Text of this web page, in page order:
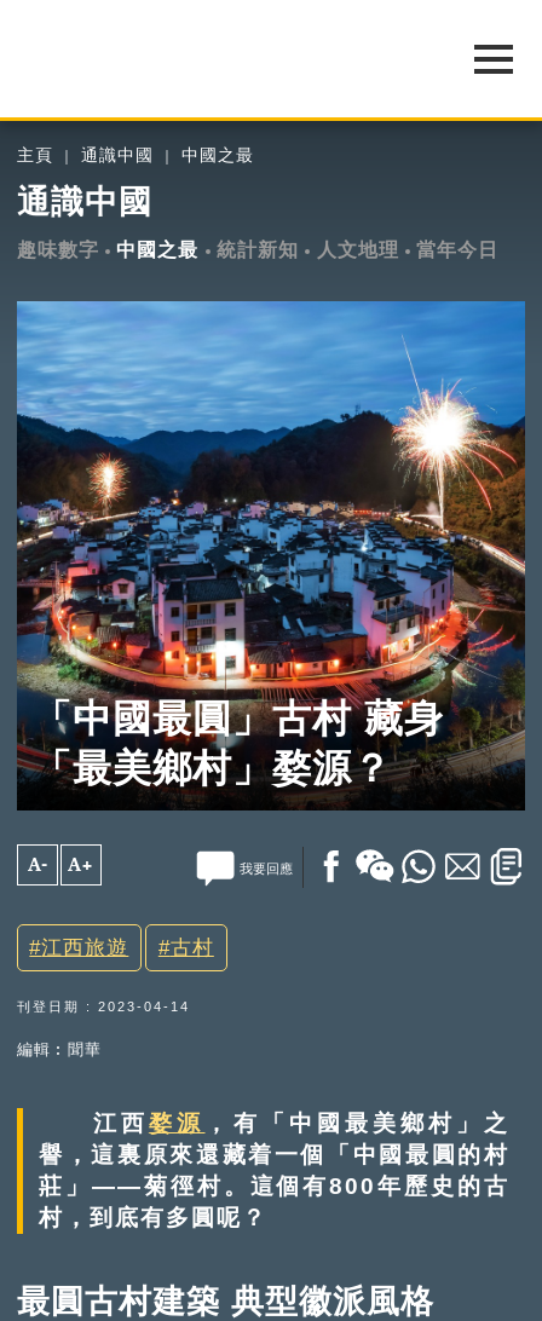
主頁 通識中國 中國之最
通識中國
趣味數字 中國之最 統計新知 人文地理 當年今日
「中國最圓」古村 藏身
「最美鄉村」婺源？
A- A+ 我要回應
江西旅遊 古村
刊登日期 : 2023-04-14
編輯︰聞華
江西婺源 ，有「中國最美鄉村」之
譽，這裏原來還藏着一個「中國最圓的村
莊」——菊徑村。這個有800年歷史的古
村，到底有多圓呢？
最圓古村建築 典型徽派風格